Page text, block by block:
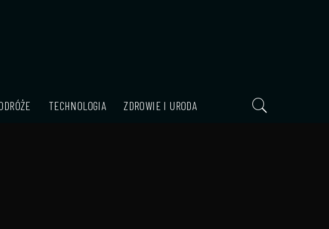
TECHNOLOGIA ZDROWIE I URODA